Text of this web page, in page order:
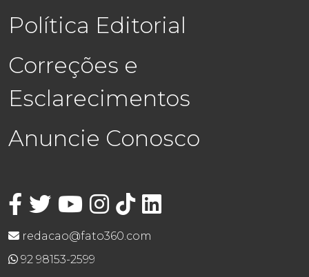
Política Editorial
Correções e
Esclarecimentos
Anuncie Conosco
redacao@fato360.com
92 98153-2599